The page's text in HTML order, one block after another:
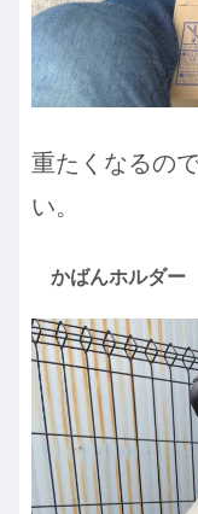
重たくなるの
い。
かばんホルダー